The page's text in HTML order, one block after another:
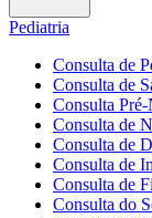
Pediatria
Consulta de
Consulta de
Consulta
Consulta de
Consulta de
Consulta de
Consulta de
Consulta do